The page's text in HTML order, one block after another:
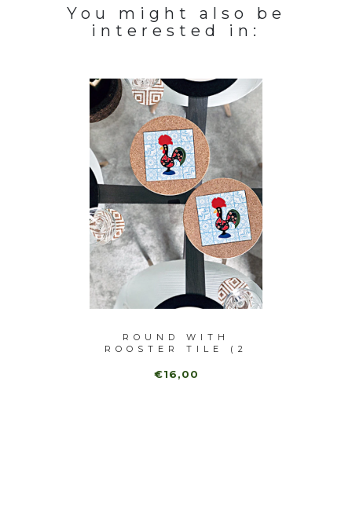
You might also be
interested in:
ROUND WITH
ROOSTER TILE (2
€16,00